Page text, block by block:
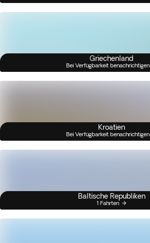
Griechenland
Bei Verfügbarkeit benachrichtigen
Kroatien
Bei Verfügbarkeit benachrichtigen
Baltische Republiken
1 Fahrten